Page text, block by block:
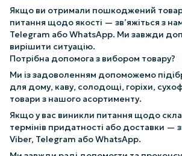
Якщо ви отримали пошкоджений
питання щодо якості — зв’яжіться з
Telegram або WhatsApp. Ми завжди
вирішити ситуацію.
Потрібна допомога з вибором товару?
Ми із задоволенням допоможемо
для дому, каву, солодощі, горіхи,
товари з нашого асортименту.
Якщо у вас виникли питання щодо
термінів придатності або доставки —
Viber, Telegram або WhatsApp.